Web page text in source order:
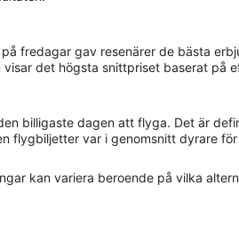
fredagar gav resenärer de bästa
det högsta snittpriset baserat på
billigaste dagen att flyga. Det är
flygbiljetter var i genomsnitt dyrare
kan variera beroende på vilka